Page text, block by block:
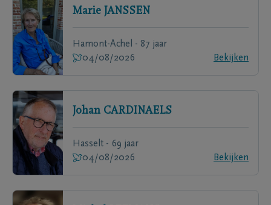
Marie JANSSEN
Hamont-Achel - 87 jaar
04/08/2026
Bekijken
Johan CARDINAELS
Hasselt - 69 jaar
04/08/2026
Bekijken